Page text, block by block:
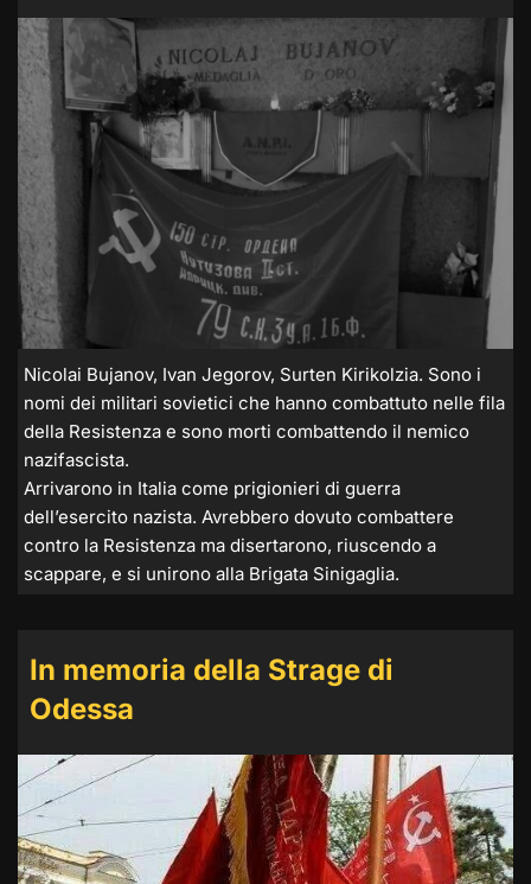
Nicolai Bujanov, Ivan Jegorov, Surten Kirikolzia. Sono i
nomi dei militari sovietici che hanno combattuto nelle fila
della Resistenza e sono morti combattendo il nemico
nazifascista.
Arrivarono in Italia come prigionieri di guerra
dell’esercito nazista. Avrebbero dovuto combattere
contro la Resistenza ma disertarono, riuscendo a
scappare, e si unirono alla Brigata Sinigaglia.
In memoria della Strage di
Odessa